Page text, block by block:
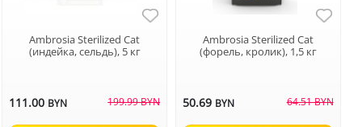
Ambrosia Sterilized Cat
(индейка, сельдь), 5 кг
111.00 BYN 199.99 BYN
Ambrosia Sterilized Cat
(форель, кролик), 1,5 кг
50.69 BYN 64.51 BYN